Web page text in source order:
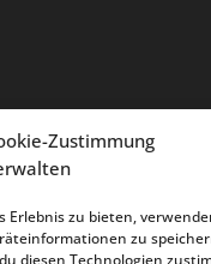
Zustimmung
Erlebnis zu bieten,
zu
diesen Technologien